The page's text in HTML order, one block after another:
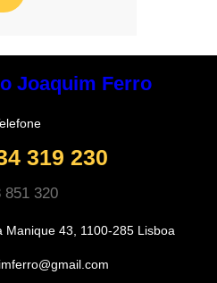
Joaquim Ferro
319 230
851 320
Manique 43, 1100-285 Lisboa